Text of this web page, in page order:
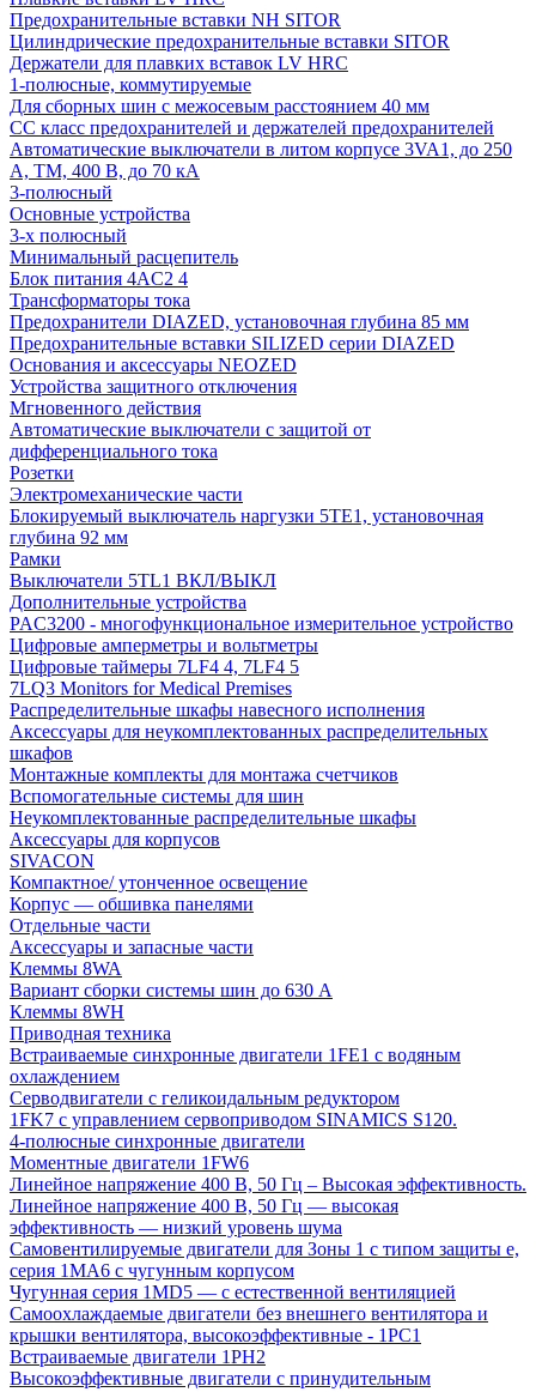
Предохранительные вставки NH SITOR
Цилиндрические предохранительные вставки SITOR
Держатели для плавких вставок LV HRC
1-полюсные, коммутируемые
Для сборных шин с межосевым расстоянием 40 мм
СС класс предохранителей и держателей предохранителей
Автоматические выключатели в литом корпусе 3VA1, до 250
А, TM, 400 В, до 70 кА
3-полюсный
Основные устройства
3-х полюсный
Минимальный расцепитель
Блок питания 4AC2 4
Трансформаторы тока
Предохранители DIAZED, установочная глубина 85 мм
Предохранительные вставки SILIZED серии DIAZED
Основания и аксессуары NEOZED
Устройства защитного отключения
Мгновенного действия
Автоматические выключатели с защитой от
дифференциального тока
Розетки
Электромеханические части
Блокируемый выключатель наргузки 5TE1, установочная
глубина 92 мм
Рамки
Выключатели 5TL1 ВКЛ/ВЫКЛ
Дополнительные устройства
PAC3200 - многофункциональное измерительное устройство
Цифровые амперметры и вольтметры
Цифровые таймеры 7LF4 4, 7LF4 5
7LQ3 Monitors for Medical Premises
Распределительные шкафы навесного исполнения
Аксессуары для неукомплектованных распределительных
шкафов
Монтажные комплекты для монтажа счетчиков
Вспомогательные системы для шин
Неукомплектованные распределительные шкафы
Аксессуары для корпусов
SIVACON
Компактное/ утонченное освещение
Корпус — обшивка панелями
Отдельные части
Аксессуары и запасные части
Клеммы 8WA
Вариант сборки системы шин до 630 A
Клеммы 8WH
Приводная техника
Встраиваемые синхронные двигатели 1FE1 с водяным
охлаждением
Серводвигатели с геликоидальным редуктором
1FK7 с управлением сервоприводом SINAMICS S120.
4-полюсные синхронные двигатели
Моментные двигатели 1FW6
Линейное напряжение 400 В, 50 Гц – Высокая эффективность.
Линейное напряжение 400 В, 50 Гц — высокая
эффективность — низкий уровень шума
Самовентилируемые двигатели для Зоны 1 с типом защиты e,
серия 1MA6 с чугунным корпусом
Чугунная серия 1MD5 — с естественной вентиляцией
Самоохлаждаемые двигатели без внешнего вентилятора и
крышки вентилятора, высокоэффективные - 1PC1
Встраиваемые двигатели 1PH2
Высокоэффективные двигатели с принудительным